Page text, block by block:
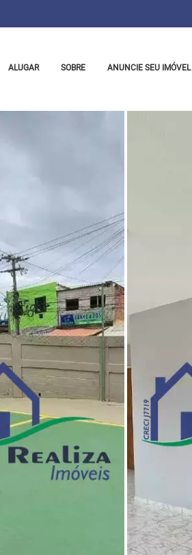
ALUGAR SOBRE ANUNCIE SEU IMÓVEL